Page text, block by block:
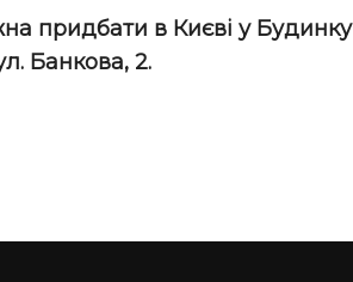
придбати в Києві у Будинку
Банкова, 2.